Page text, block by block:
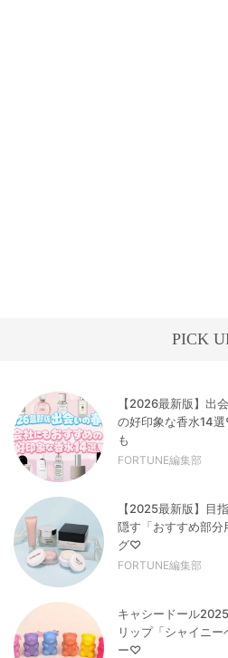
PICK
【2026最新版】出
の好印象な香水14
も
FORTUNE編集部
【2025最新版】目
隠す「おすすめ部分
グ♡
FORTUNE編集部
キャシードール
リップ「シャイニ
ー♡